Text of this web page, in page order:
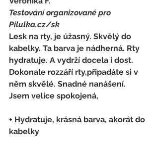
Testování organizované pro
Pilulka.cz/sk
Lesk na rty, je úžasný. Skvělý do
kabelky. Ta barva je nádherná. Rty
hydratuje. A vydrží docela i dost.
Dokonale rozzáří rty,připadáte si v
něm skvělé. Snadné nanášení.
Jsem velice spokojená,
+ Hydratuje, krásná barva, akorát do
kabelky